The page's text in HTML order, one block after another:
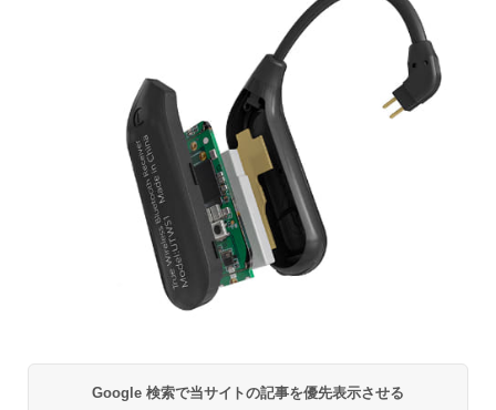
Google 検索で当サイトの記事を優先表示させる